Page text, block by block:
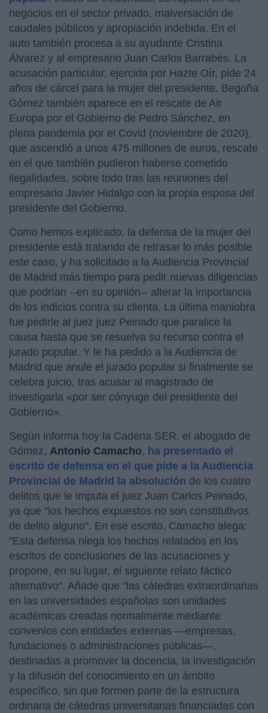
negocios en el sector privado, malversación de
caudales públicos y apropiación indebida. En el
auto también procesa a su ayudante Cristina
Álvarez y al empresario Juan Carlos Barrabés. La
acusación particular, ejercida por Hazte Oír, pide 24
años de cárcel para la mujer del presidente. Begoña
Gómez también aparece en el rescate de Air
Europa por el Gobierno de Pedro Sánchez, en
plena pandemia por el Covid (noviembre de 2020),
que ascendió a unos 475 millones de euros, rescate
en el que también pudieron haberse cometido
ilegalidades, sobre todo tras las reuniones del
empresario Javier Hidalgo con la propia esposa del
presidente del Gobierno.
Como hemos explicado, la defensa de la mujer del
presidente está tratando de retrasar lo más posible
este caso, y ha solicitado a la Audiencia Provincial
de Madrid más tiempo para pedir nuevas diligencias
que podrían --en su opinión-- alterar la importancia
de los indicios contra su clienta. La última maniobra
fue pedirle al juez juez Peinado que paralice la
causa hasta que se resuelva su recurso contra el
jurado popular. Y le ha pedido a la Audiencia de
Madrid que anule el jurado popular si finalmente se
celebra juicio, tras acusar al magistrado de
investigarla «por ser cónyuge del presidente del
Gobierno».
Según informa hoy la Cadena SER, el abogado de
Gómez, Antonio Camacho, ha presentado el
escrito de defensa en el que pide a la Audiencia
Provincial de Madrid la absolución de los cuatro
delitos que le imputa el juez Juan Carlos Peinado,
ya que "los hechos expuestos no son constitutivos
de delito alguno". En ese escrito, Camacho alega:
"Esta defensa niega los hechos relatados en los
escritos de conclusiones de las acusaciones y
propone, en su lugar, el siguiente relato fáctico
alternativo". Añade que "las cátedras extraordinarias
en las universidades españolas son unidades
académicas creadas normalmente mediante
convenios con entidades externas —empresas,
fundaciones o administraciones públicas—,
destinadas a promover la docencia, la investigación
y la difusión del conocimiento en un ámbito
específico, sin que formen parte de la estructura
ordinaria de cátedras universitarias financiadas con